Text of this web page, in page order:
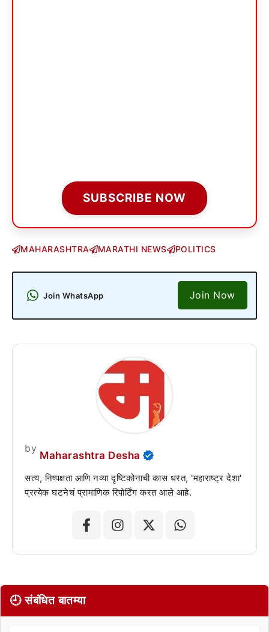
SUBSCRIBE NOW
MAHARASHTRA MARATHI NEWS POLITICS
Join WhatsApp Join Now
by
Maharashtra Desha
सत्य, निष्पक्षता आणि नव्या दृष्टिकोनाची कास धरत, 'महाराष्ट्र देशा'
प्रत्येक घटनेचं प्रामाणिक रिपोर्टिंग करत आले आहे.
🕘 संबंधित बातम्या